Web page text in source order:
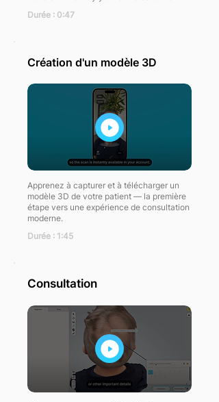
Durée : 0:47
Création d'un modèle 3D
Apprenez à capturer et à télécharger un
modèle 3D de votre patient — la première
étape vers une expérience de consultation
moderne.
Durée : 1:45
Consultation